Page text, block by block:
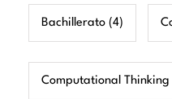
Bachillerato (4)
Computational Thinking